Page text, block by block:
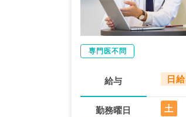
専門医不問
給与 日
勤務曜日 土